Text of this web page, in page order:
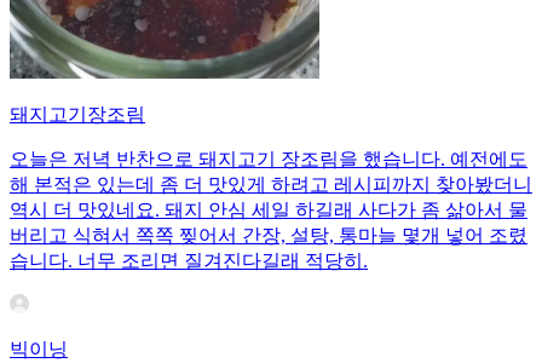
돼지고기장조림
오늘은 저녁 반찬으로 돼지고기 장조림을 했습니다. 예전에도
해 본적은 있는데 좀 더 맛있게 하려고 레시피까지 찾아봤더니
역시 더 맛있네요. 돼지 안심 세일 하길래 사다가 좀 삶아서 물
버리고 식혀서 쪽쪽 찢어서 간장, 설탕, 통마늘 몇개 넣어 조렸
습니다. 너무 조리면 질겨진다길래 적당히.
빅이닝